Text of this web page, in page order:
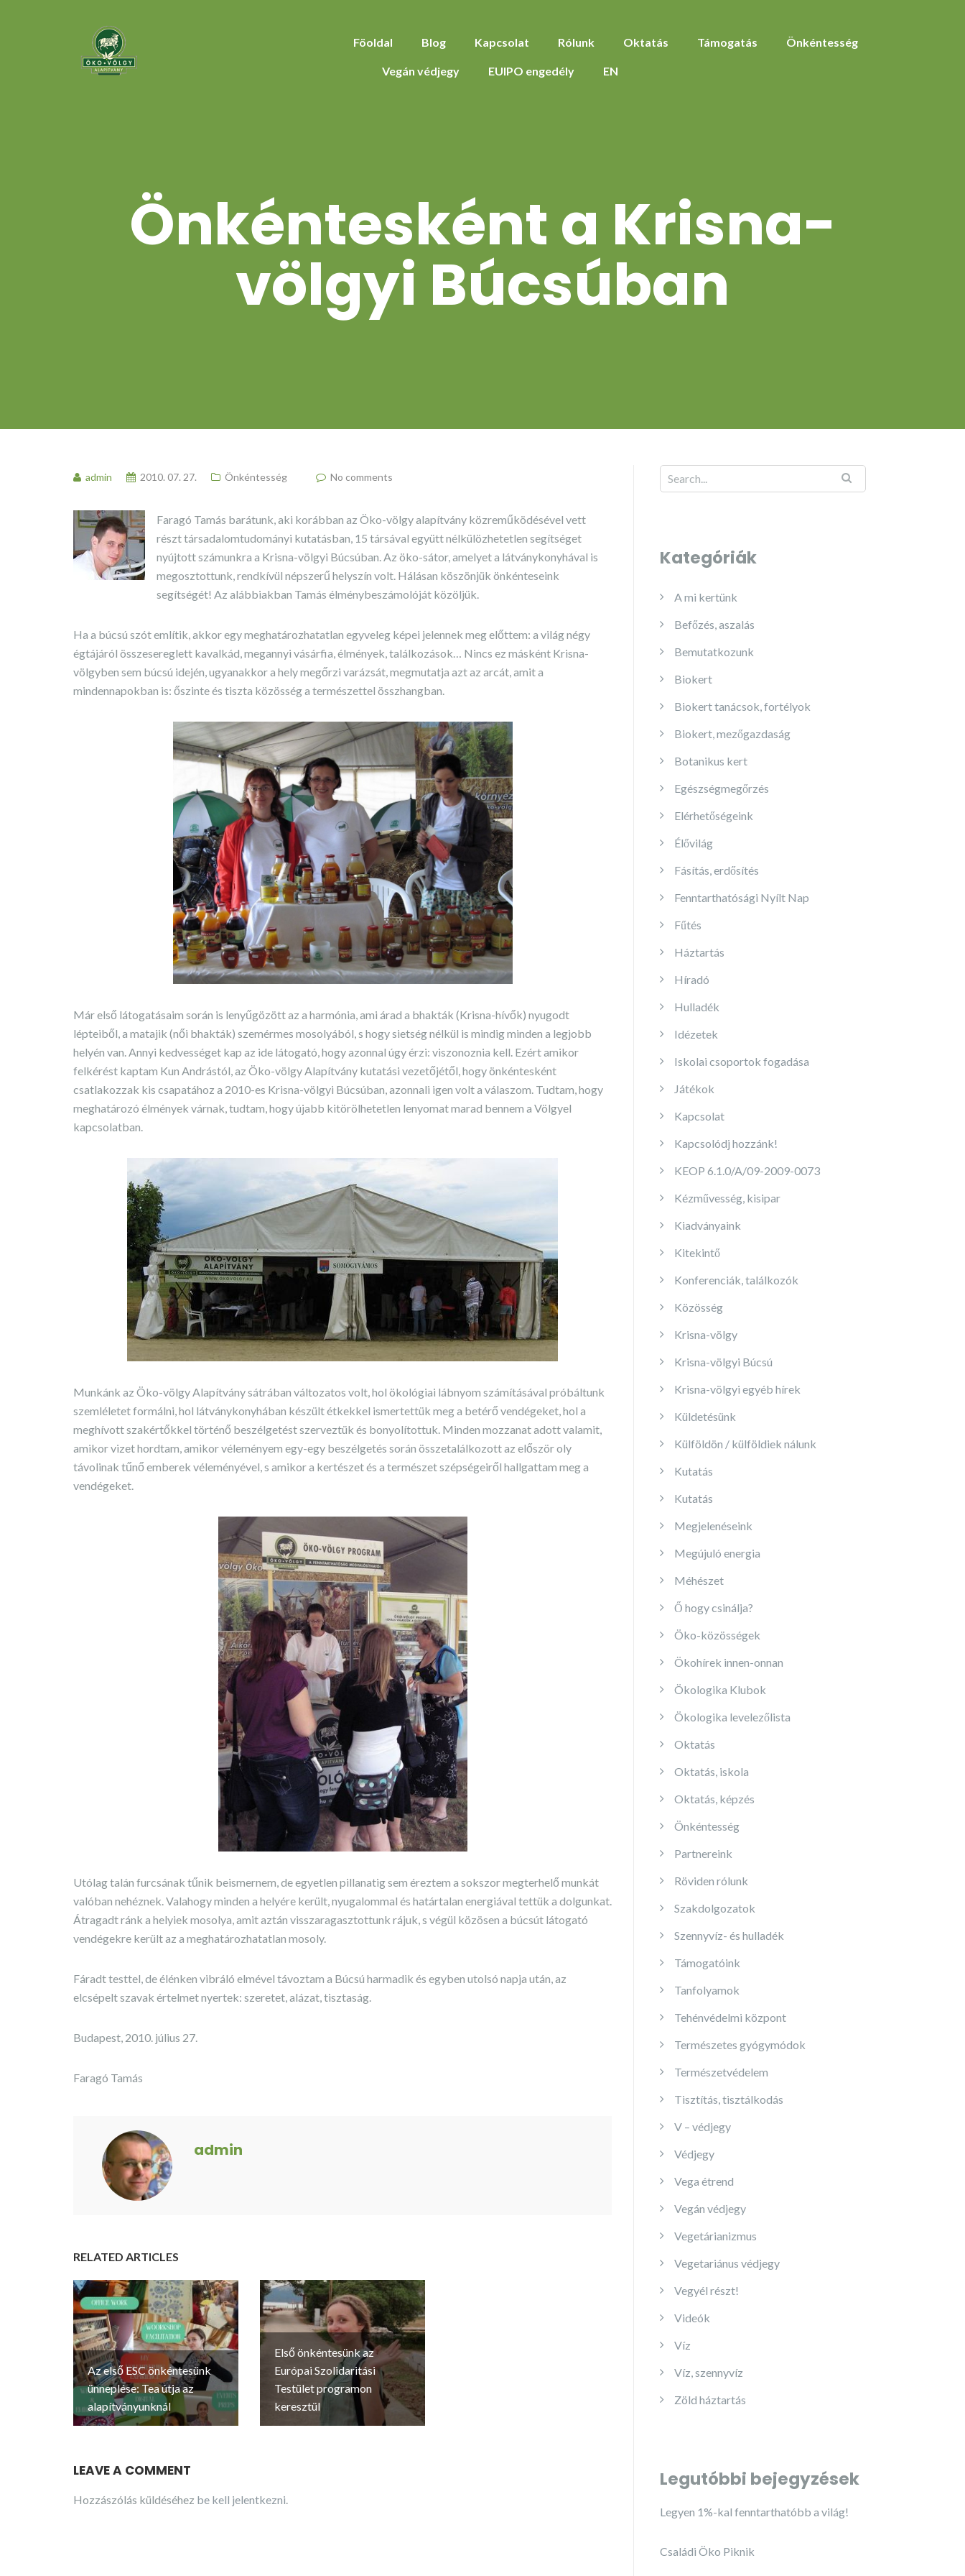
Föoldal Blog Kapcsolat Rólunk Oktatás Támogatás Önkéntesség
Vegán védjegy EUIPO engedély EN
Önkéntesként a Krisna-
völgyi Búcsúban
admin 2010. 07. 27. Önkéntesség No comments
Faragó Tamás barátunk, aki korábban az Öko-völgy alapítvány közreműködésével vett
részt társadalomtudományi kutatásban, 15 társával együtt nélkülözhetetlen segítséget
nyújtott számunkra a Krisna-völgyi Búcsúban. Az öko-sátor, amelyet a látványkonyhával is
megosztottunk, rendkívül népszerű helyszín volt. Hálásan köszönjük önkénteseink
segítségét! Az alábbiakban Tamás élménybeszámolóját közöljük.
Ha a búcsú szót említik, akkor egy meghatározhatatlan egyveleg képei jelennek meg előttem: a világ négy
égtájáról összesereglett kavalkád, megannyi vásárfia, élmények, találkozások… Nincs ez másként Krisna-
völgyben sem búcsú idején, ugyanakkor a hely megőrzi varázsát, megmutatja azt az arcát, amit a
mindennapokban is: őszinte és tiszta közösség a természettel összhangban.
Már első látogatásaim során is lenyűgözött az a harmónia, ami árad a bhakták (Krisna-hívők) nyugodt
lépteiből, a matajik (női bhakták) szemérmes mosolyából, s hogy sietség nélkül is mindig minden a legjobb
helyén van. Annyi kedvességet kap az ide látogató, hogy azonnal úgy érzi: viszonoznia kell. Ezért amikor
felkérést kaptam Kun Andrástól, az Öko-völgy Alapítvány kutatási vezetőjétől, hogy önkéntesként
csatlakozzak kis csapatához a 2010-es Krisna-völgyi Búcsúban, azonnali igen volt a válaszom. Tudtam, hogy
meghatározó élmények várnak, tudtam, hogy újabb kitörölhetetlen lenyomat marad bennem a Völgyel
kapcsolatban.
Munkánk az Öko-völgy Alapítvány sátrában változatos volt, hol ökológiai lábnyom számításával próbáltunk
szemléletet formálni, hol látványkonyhában készült étkekkel ismertettük meg a betérő vendégeket, hol a
meghívott szakértőkkel történő beszélgetést szerveztük és bonyolítottuk. Minden mozzanat adott valamit,
amikor vizet hordtam, amikor véleményem egy-egy beszélgetés során összetalálkozott az először oly
távolinak tűnő emberek véleményével, s amikor a kertészet és a természet szépségeiről hallgattam meg a
vendégeket.
Utólag talán furcsának tűnik beismernem, de egyetlen pillanatig sem éreztem a sokszor megterhelő munkát
valóban nehéznek. Valahogy minden a helyére került, nyugalommal és határtalan energiával tettük a dolgunkat.
Átragadt ránk a helyiek mosolya, amit aztán visszaragasztottunk rájuk, s végül közösen a búcsút látogató
vendégekre került az a meghatározhatatlan mosoly.
Fáradt testtel, de élénken vibráló elmével távoztam a Búcsú harmadik és egyben utolsó napja után, az
elcsépelt szavak értelmet nyertek: szeretet, alázat, tisztaság.
Budapest, 2010. július 27.
Faragó Tamás
admin
RELATED ARTICLES
Az első ESC önkéntesünk
ünneplése: Tea útja az
alapítványunknál
Első önkéntesünk az
Európai Szolidaritási
Testület programon
keresztül
LEAVE A COMMENT
Hozzászólás küldéséhez be kell jelentkezni.
Kategóriák
A mi kertünk
Befőzés, aszalás
Bemutatkozunk
Biokert
Biokert tanácsok, fortélyok
Biokert, mezőgazdaság
Botanikus kert
Egészségmegőrzés
Elérhetőségeink
Élővilág
Fásítás, erdősítés
Fenntarthatósági Nyílt Nap
Fűtés
Háztartás
Híradó
Hulladék
Idézetek
Iskolai csoportok fogadása
Játékok
Kapcsolat
Kapcsolódj hozzánk!
KEOP 6.1.0/A/09-2009-0073
Kézművesség, kisipar
Kiadványaink
Kitekintő
Konferenciák, találkozók
Közösség
Krisna-völgy
Krisna-völgyi Búcsú
Krisna-völgyi egyéb hírek
Küldetésünk
Külföldön / külföldiek nálunk
Kutatás
Kutatás
Megjelenéseink
Megújuló energia
Méhészet
Ő hogy csinálja?
Öko-közösségek
Ökohírek innen-onnan
Ökologika Klubok
Ökologika levelezőlista
Oktatás
Oktatás, iskola
Oktatás, képzés
Önkéntesség
Partnereink
Röviden rólunk
Szakdolgozatok
Szennyvíz- és hulladék
Támogatóink
Tanfolyamok
Tehénvédelmi központ
Természetes gyógymódok
Természetvédelem
Tisztítás, tisztálkodás
V – védjegy
Védjegy
Vega étrend
Vegán védjegy
Vegetárianizmus
Vegetariánus védjegy
Vegyél részt!
Videók
Víz
Víz, szennyvíz
Zöld háztartás
Legutóbbi bejegyzések
Legyen 1%-kal fenntarthatóbb a világ!
Családi Öko Piknik